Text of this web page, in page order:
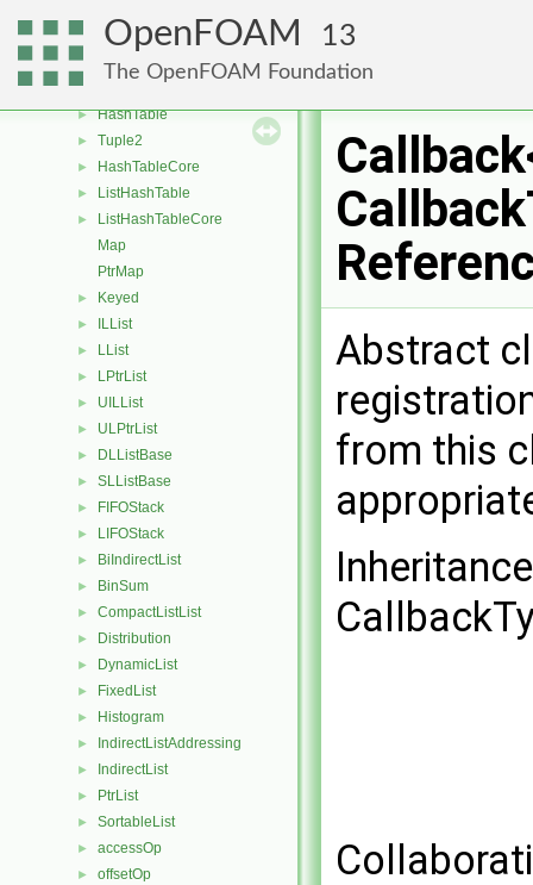
OpenFOAM 13
The OpenFOAM Foundation
► HashSet
► List
►
► HashTable
► Tuple2
► HashTableCore
► ListHashTable
►
ListHashTableCore
Map
PtrMap
► Keyed
► ILList
► LList
► LPtrList
► UILList
► ULPtrList
► DLListBase
► SLListBase
► FIFOStack
► LIFOStack
► BiIndirectList
► BinSum
► CompactListList
► Distribution
► DynamicList
► FixedList
► Histogram
► IndirectListAddressing
► IndirectList
► PtrList
► SortableList
► accessOp
► offsetOp
Abstract
from this